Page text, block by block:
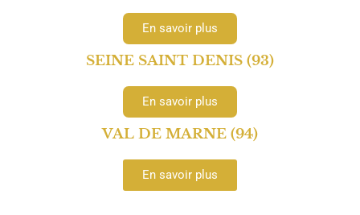
En savoir plus
SEINE SAINT DENIS (93)
En savoir plus
VAL DE MARNE (94)
En savoir plus